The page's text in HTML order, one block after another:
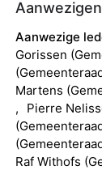
Aanwezige
Gorissen (
(
Martens (
Pierre
(
(
Raf Withofs (